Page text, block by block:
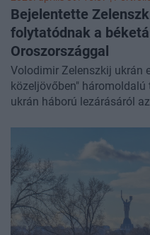
kinyithatja az ajtót", azon a
átsétálniuk. Vlagyimir
tűzszünetet hirdetett, az
folyamatosan frissül.
Bejelentette
folytatódnak a
Oroszországgal
Volodimir Zelenszkij ukrán
közeljövőben"
ukrán háború lezárásáról